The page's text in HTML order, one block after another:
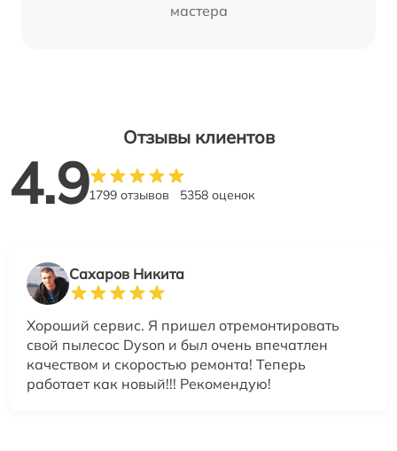
мастера
Отзывы клиентов
4.91799 отзывов 5358 оценок
Сахаров Никита
Хороший сервис. Я пришел отремонтировать
свой пылесос Dyson и был очень впечатлен
качеством и скоростью ремонта! Теперь
работает как новый!!! Рекомендую!